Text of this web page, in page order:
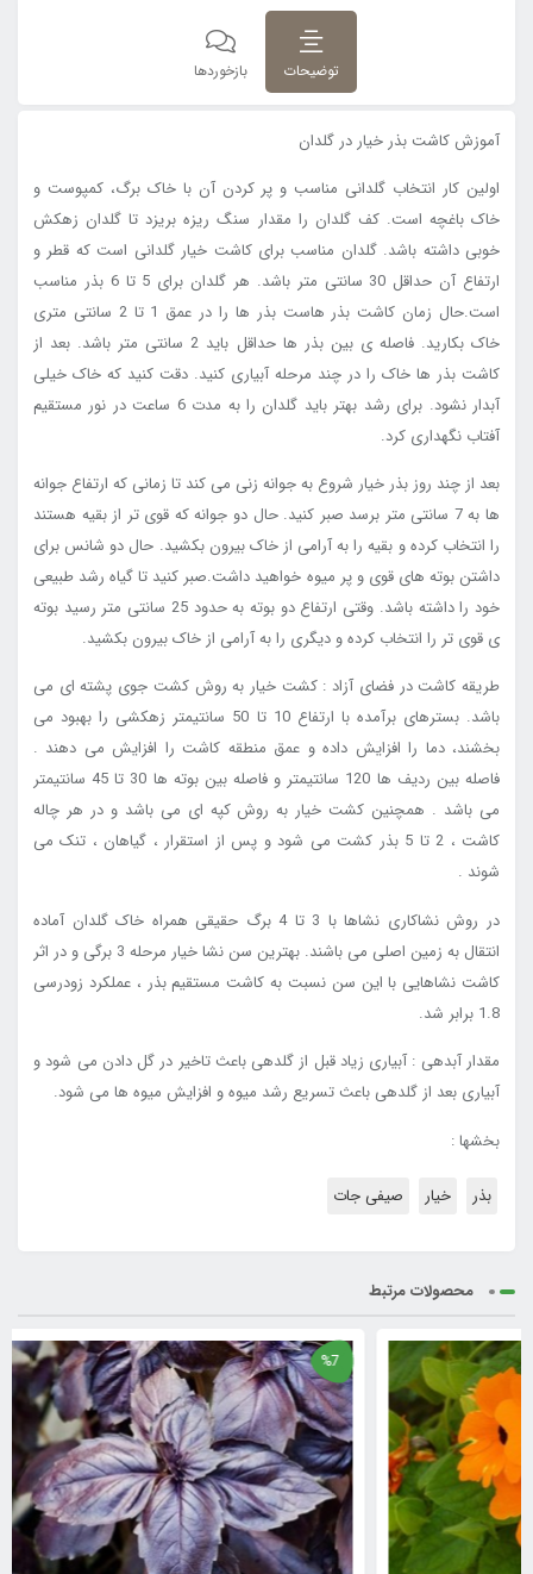
توضیحات بازخوردها
آموزش کاشت بذر خیار در گلدان
اولین کار انتخاب گلدانی مناسب و پر کردن آن با خاک برگ، کمپوست و
خاک باغچه است. کف گلدان را مقدار سنگ ریزه بریزد تا گلدان زهکش
خوبی داشته باشد. گلدان مناسب برای کاشت خیار گلدانی است که قطر و
ارتفاع آن حداقل 30 سانتی متر باشد. هر گلدان برای 5 تا 6 بذر مناسب
است.حال زمان کاشت بذر هاست بذر ها را در عمق 1 تا 2 سانتی متری
خاک بکارید. فاصله ی بین بذر ها حداقل باید 2 سانتی متر باشد. بعد از
کاشت بذر ها خاک را در چند مرحله آبیاری کنید. دقت کنید که خاک خیلی
آبدار نشود. برای رشد بهتر باید گلدان را به مدت 6 ساعت در نور مستقیم
آفتاب نگهداری کرد.
بعد از چند روز بذر خیار شروع به جوانه زنی می کند تا زمانی که ارتفاع جوانه
ها به 7 سانتی متر برسد صبر کنید. حال دو جوانه که قوی تر از بقیه هستند
را انتخاب کرده و بقیه را به آرامی از خاک بیرون بکشید. حال دو شانس برای
داشتن بوته های قوی و پر میوه خواهید داشت.صبر کنید تا گیاه رشد طبیعی
خود را داشته باشد. وقتی ارتفاع دو بوته به حدود 25 سانتی متر رسید بوته
ی قوی تر را انتخاب کرده و دیگری را به آرامی از خاک بیرون بکشید.
طریقه کاشت در فضای آزاد : کشت خیار به روش کشت جوی پشته ای می
باشد. بسترهای برآمده با ارتفاع 10 تا 50 سانتیمتر زهکشی را بهبود می
بخشند، دما را افزایش داده و عمق منطقه کاشت را افزایش می دهند .
فاصله بین ردیف ها 120 سانتیمتر و فاصله بین بوته ها 30 تا 45 سانتیمتر
می باشد . همچنین کشت خیار به روش کپه ای می باشد و در هر چاله
کاشت ، 2 تا 5 بذر کشت می شود و پس از استقرار ، گیاهان ، تنک می
شوند .
در روش نشاکاری نشاها با 3 تا 4 برگ حقیقی همراه خاک گلدان آماده
انتقال به زمین اصلی می باشند. بهترین سن نشا خیار مرحله 3 برگی و در اثر
کاشت نشاهایی با این سن نسبت به کاشت مستقیم بذر ، عملکرد زودرسی
1.8 برابر شد.
مقدار آبدهی : آبیاری زیاد قبل از گلدهی باعث تاخیر در گل دادن می شود و
آبیاری بعد از گلدهی باعث تسریع رشد میوه و افزایش میوه ها می شود.
بخشها :
بذر خیار صیفی جات
محصولات مرتبط
%7
%7